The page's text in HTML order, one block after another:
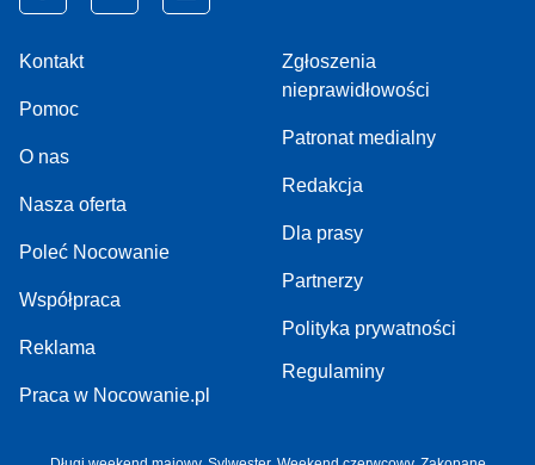
Kontakt
Pomoc
O nas
Nasza oferta
Poleć Nocowanie
Współpraca
Reklama
Praca w Nocowanie.pl
Zgłoszenia
nieprawidłowości
Patronat medialny
Redakcja
Dla prasy
Partnerzy
Polityka prywatności
Regulaminy